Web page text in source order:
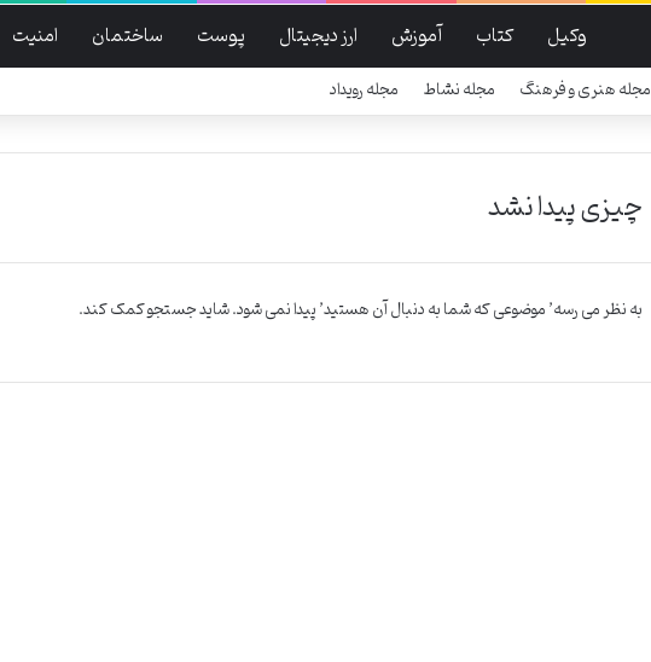
وکیل کتاب آموزش ارز دیجیتال پوست ساختمان امنیت
مجله هنری و فرهنگ مجله نشاط مجله رویداد
چیزی پیدا نشد
به نظر می رسه’ موضوعی که شما به دنبال آن هستید’ پیدا نمی شود. شاید جستجو کمک کند.